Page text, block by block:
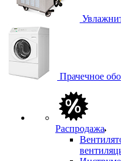
Прачечное
Распродажа